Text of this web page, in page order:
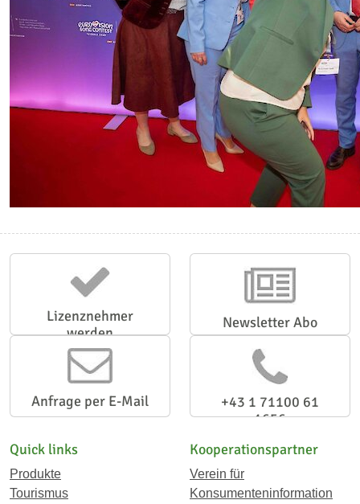
Lizenznehmer
werden
Newsletter Abo
Anfrage per E-Mail
+43 1 71100 61
1656
Quick links
Produkte
Tourismus
Kooperationspartner
Verein für
Konsumenteninformation